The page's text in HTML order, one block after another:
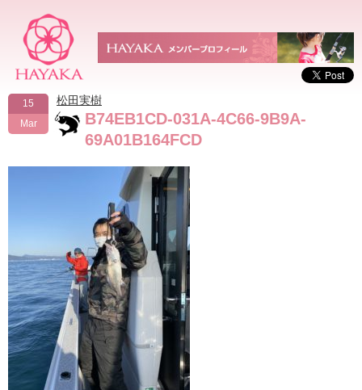
15
Mar
松田実樹
B74EB1CD-031A-4C66-9B9A-
69A01B164FCD